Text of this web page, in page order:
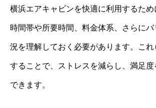
横浜エアキャビンを快適に利用するため
時間帯や所要時間、料金体系、さらに
況を理解しておく必要があります。こ
することで、ストレスを減らし、満足
できます。